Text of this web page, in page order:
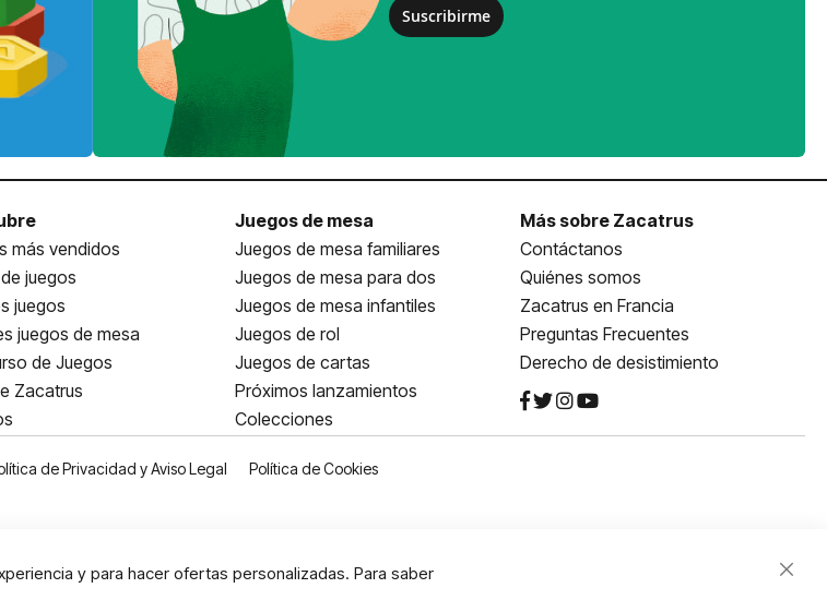
Suscribirme
más vendidos
juegos
juegos
juegos de mesa
de Juegos
Zacatrus
Juegos de mesa
Juegos de mesa familiares
Juegos de mesa para dos
Juegos de mesa infantiles
Juegos de rol
Juegos de cartas
Próximos lanzamientos
Colecciones
Más sobre Zacatrus
Contáctanos
Quiénes somos
Zacatrus en Francia
Preguntas Frecuentes
Derecho de desistimiento
de Privacidad y Aviso Legal Política de Cookies
y para hacer ofertas personalizadas. Para saber